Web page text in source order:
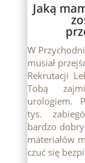
Jaką
W
musiał
Rekrutacji
Tobą
urologiem.
tys.
bardzo
materiałów
czuć się